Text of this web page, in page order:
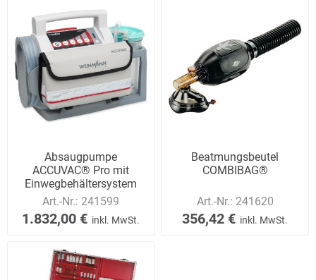
Absaugpumpe
ACCUVAC® Pro mit
Einwegbehältersystem
Art.-Nr.: 241599
1.832,00 € inkl. MwSt.
Beatmungsbeutel
COMBIBAG®
Art.-Nr.: 241620
356,42 € inkl. MwSt.